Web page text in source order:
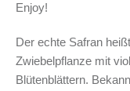
Enjoy!
Der echte Safran
Zwiebelpflanze mit
Blütenblättern.